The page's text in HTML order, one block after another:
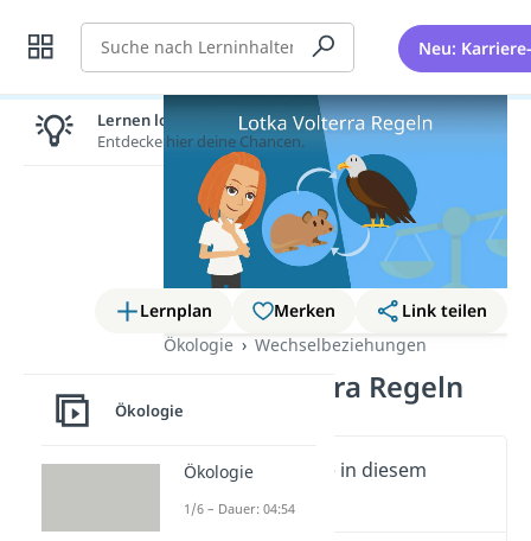
Suche Neu:
Lernplan Merken
Link teilen
Ökologie
Wechselbeziehungen
Lotka Volterra Regeln
Wichtige Inhalte in diesem
Video
Lernen lohnt sich!
Entdecke hier deine Chancen.
Ökologie
Ökologie
1/6 – Dauer: 04:54